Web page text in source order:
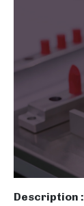
Description :